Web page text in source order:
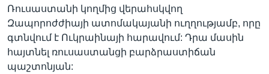
Ռուսաստանի կողմից վերահսկվող
Զապորոժժիայի ատոմակայանի ուղղությամբ, որը
գտնվում է Ուկրաինայի հարավում: Դրա մասին
հայտնել ռուսաստանցի բարձրաստիճան
պաշտոնյան: